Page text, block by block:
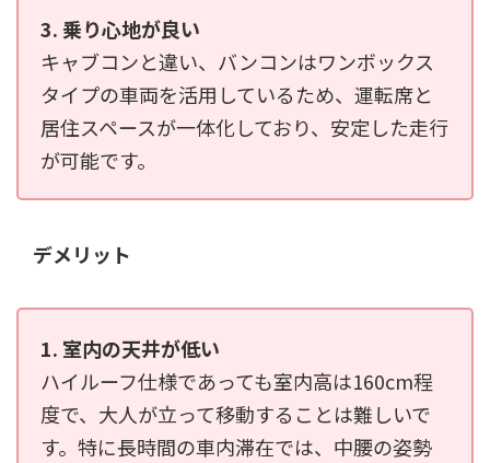
3. 乗り心地が良い
キャブコンと違い、バンコンはワンボックス
タイプの車両を活用しているため、運転席と
居住スペースが一体化しており、安定した走行
が可能です。
デメリット
1. 室内の天井が低い
ハイルーフ仕様であっても室内高は160cm程
度で、大人が立って移動することは難しいで
す。特に長時間の車内滞在では、中腰の姿勢